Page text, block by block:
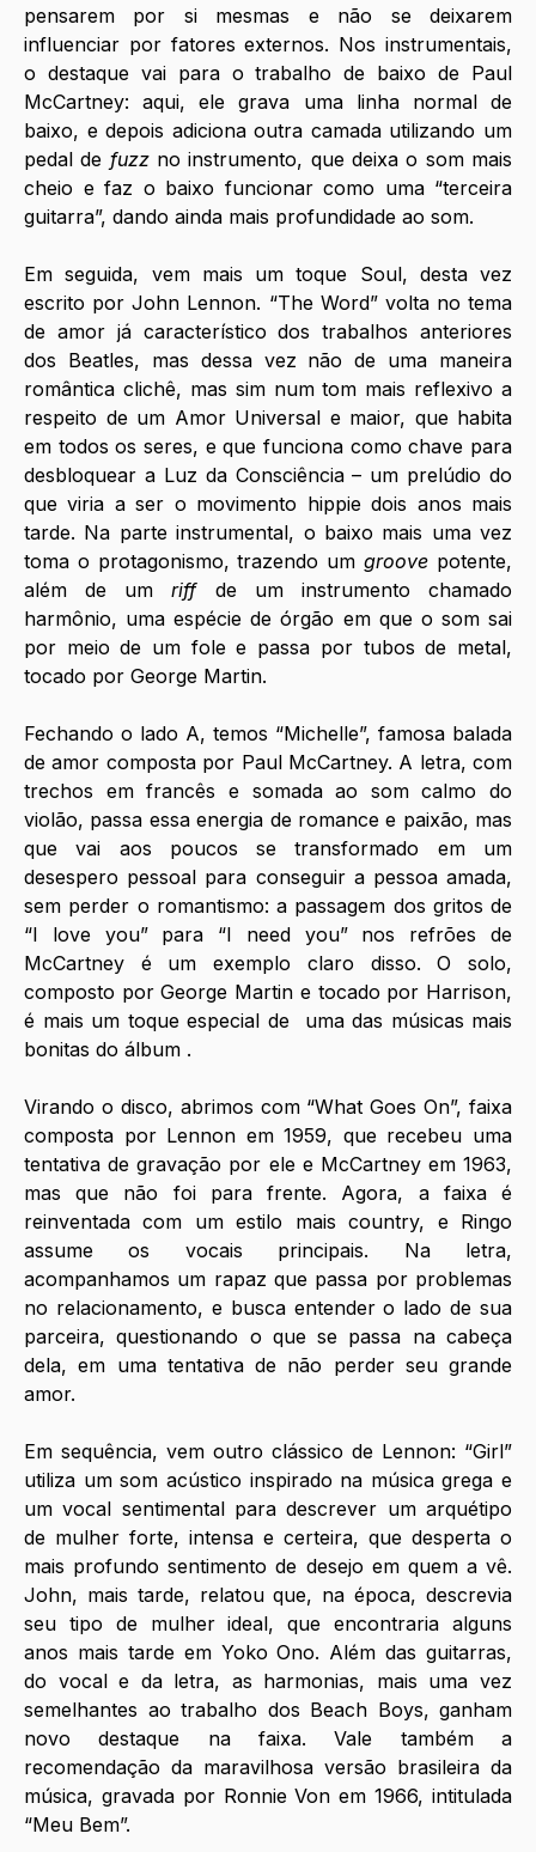
pensarem por si mesmas e não se deixarem
influenciar por fatores externos. Nos instrumentais,
o destaque vai para o trabalho de baixo de Paul
McCartney: aqui, ele grava uma linha normal de
baixo, e depois adiciona outra camada utilizando um
pedal de fuzz no instrumento, que deixa o som mais
cheio e faz o baixo funcionar como uma “terceira
guitarra”, dando ainda mais profundidade ao som.
Em seguida, vem mais um toque Soul, desta vez
escrito por John Lennon. “The Word” volta no tema
de amor já característico dos trabalhos anteriores
dos Beatles, mas dessa vez não de uma maneira
romântica clichê, mas sim num tom mais reflexivo a
respeito de um Amor Universal e maior, que habita
em todos os seres, e que funciona como chave para
desbloquear a Luz da Consciência – um prelúdio do
que viria a ser o movimento hippie dois anos mais
tarde. Na parte instrumental, o baixo mais uma vez
toma o protagonismo, trazendo um groove potente,
além de um riff de um instrumento chamado
harmônio, uma espécie de órgão em que o som sai
por meio de um fole e passa por tubos de metal,
tocado por George Martin.
Fechando o lado A, temos “Michelle”, famosa balada
de amor composta por Paul McCartney. A letra, com
trechos em francês e somada ao som calmo do
violão, passa essa energia de romance e paixão, mas
que vai aos poucos se transformado em um
desespero pessoal para conseguir a pessoa amada,
sem perder o romantismo: a passagem dos gritos de
“I love you” para “I need you” nos refrões de
McCartney é um exemplo claro disso. O solo,
composto por George Martin e tocado por Harrison,
é mais um toque especial de  uma das músicas mais
bonitas do álbum .
Virando o disco, abrimos com “What Goes On”, faixa
composta por Lennon em 1959, que recebeu uma
tentativa de gravação por ele e McCartney em 1963,
mas que não foi para frente. Agora, a faixa é
reinventada com um estilo mais country, e Ringo
assume os vocais principais. Na letra,
acompanhamos um rapaz que passa por problemas
no relacionamento, e busca entender o lado de sua
parceira, questionando o que se passa na cabeça
dela, em uma tentativa de não perder seu grande
amor.
Em sequência, vem outro clássico de Lennon: “Girl”
utiliza um som acústico inspirado na música grega e
um vocal sentimental para descrever um arquétipo
de mulher forte, intensa e certeira, que desperta o
mais profundo sentimento de desejo em quem a vê.
John, mais tarde, relatou que, na época, descrevia
seu tipo de mulher ideal, que encontraria alguns
anos mais tarde em Yoko Ono. Além das guitarras,
do vocal e da letra, as harmonias, mais uma vez
semelhantes ao trabalho dos Beach Boys, ganham
novo destaque na faixa. Vale também a
recomendação da maravilhosa versão brasileira da
música, gravada por Ronnie Von em 1966, intitulada
“Meu Bem”.